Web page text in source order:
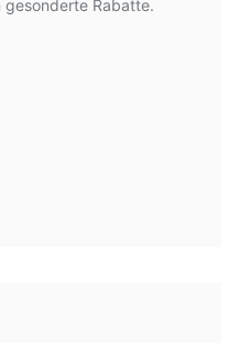
gesonderte Rabatte.